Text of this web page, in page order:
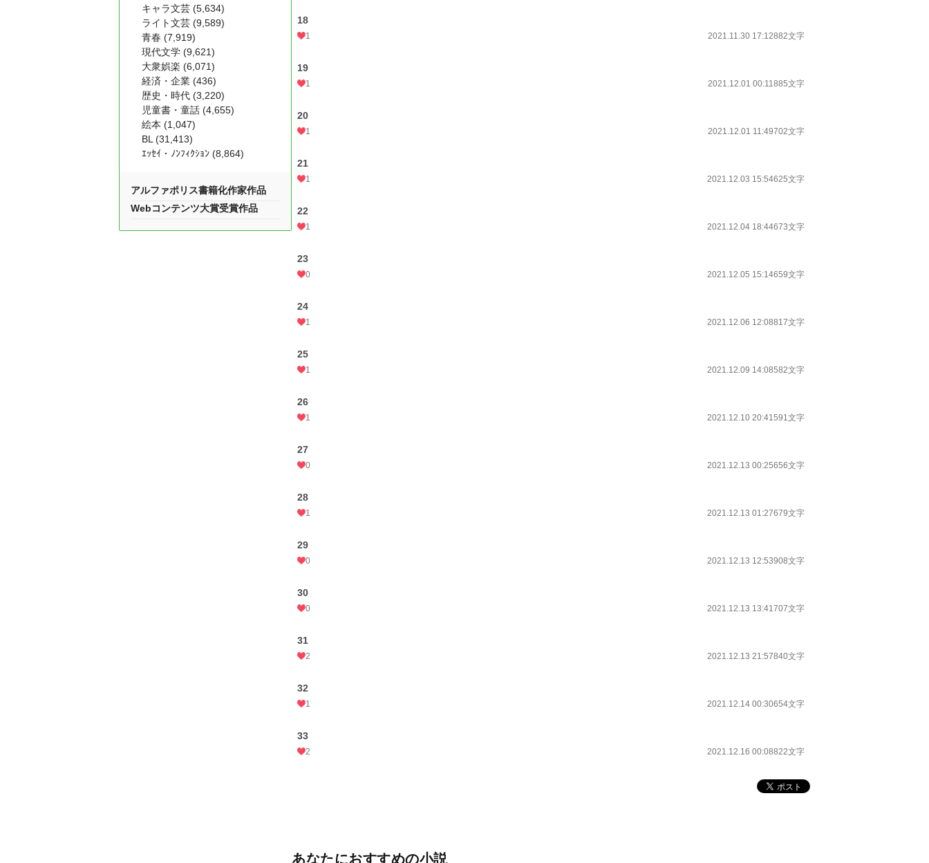
18
1 2021.11.30 17:12882文字
19
1 2021.12.01 00:11885文字
20
1 2021.12.01 11:49702文字
21
1 2021.12.03 15:54625文字
22
1 2021.12.04 18:44673文字
23
0 2021.12.05 15:14659文字
24
1 2021.12.06 12:08817文字
25
1 2021.12.09 14:08582文字
26
1 2021.12.10 20:41591文字
27
0 2021.12.13 00:25656文字
28
1 2021.12.13 01:27679文字
29
0 2021.12.13 12:53908文字
30
0 2021.12.13 13:41707文字
31
2 2021.12.13 21:57840文字
32
1 2021.12.14 00:30654文字
33
2 2021.12.16 00:08822文字
あなたにおすすめの小説
キャラ文芸 (5,634)
ライト文芸 (9,589)
青春 (7,919)
現代文学 (9,621)
大衆娯楽 (6,071)
経済・企業 (436)
歴史・時代 (3,220)
児童書・童話 (4,655)
絵本 (1,047)
BL (31,413)
ｴｯｾｲ・ﾉﾝﾌｨｸｼｮﾝ (8,864)
アルファポリス書籍化作家作品
Webコンテンツ大賞受賞作品